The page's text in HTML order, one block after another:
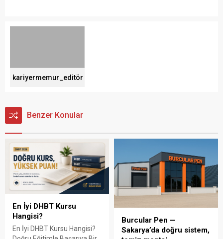
kariyermemur_editör
Benzer Konular
En İyi DHBT Kursu
Hangisi?
En İyi DHBT Kursu Hangisi?
Burcular Pen —
Sakarya’da doğru sistem,